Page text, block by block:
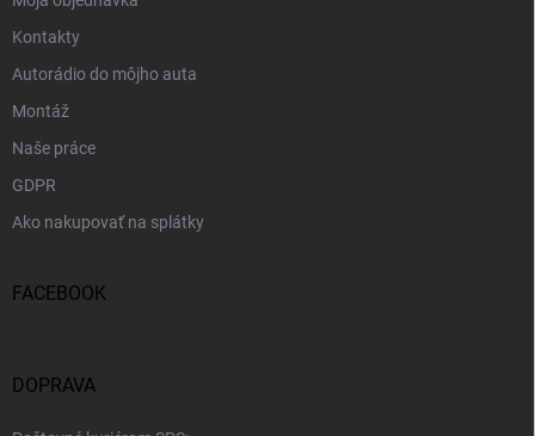
Kontakty
Autorádio do môjho auta
Montáž
Naše práce
GDPR
Ako nakupovať na splátky
FACEBOOK
DOPRAVA